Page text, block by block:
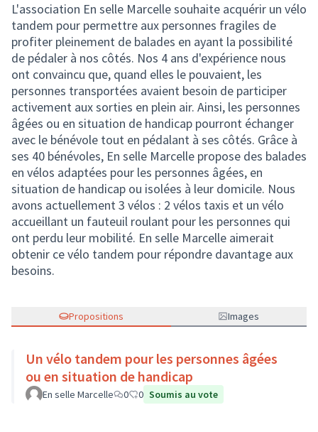
L'association En selle Marcelle souhaite acquérir un vélo
tandem pour permettre aux personnes fragiles de
profiter pleinement de balades en ayant la possibilité
de pédaler à nos côtés. Nos 4 ans d'expérience nous
ont convaincu que, quand elles le pouvaient, les
personnes transportées avaient besoin de participer
activement aux sorties en plein air. Ainsi, les personnes
âgées ou en situation de handicap pourront échanger
avec le bénévole tout en pédalant à ses côtés. Grâce à
ses 40 bénévoles, En selle Marcelle propose des balades
en vélos adaptées pour les personnes âgées, en
situation de handicap ou isolées à leur domicile. Nous
avons actuellement 3 vélos : 2 vélos taxis et un vélo
accueillant un fauteuil roulant pour les personnes qui
ont perdu leur mobilité. En selle Marcelle aimerait
obtenir ce vélo tandem pour répondre davantage aux
besoins.
Propositions Images
Un vélo tandem pour les personnes âgées
ou en situation de handicap
En selle Marcelle 0 0 Soumis au vote